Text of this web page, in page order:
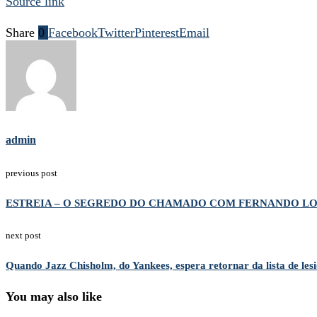
Share 0 FacebookTwitterPinterestEmail
admin
previous post
ESTREIA – O SEGREDO DO CHAMADO COM FERNANDO
next post
Quando Jazz Chisholm, do Yankees, espera retornar da lista de
You may also like